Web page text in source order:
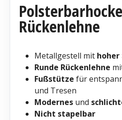
Rückenlehne
Metallgestell mit
Runde Rückenlehne
Fußstütze für
und Tresen
Modernes und
Nicht stapelbar